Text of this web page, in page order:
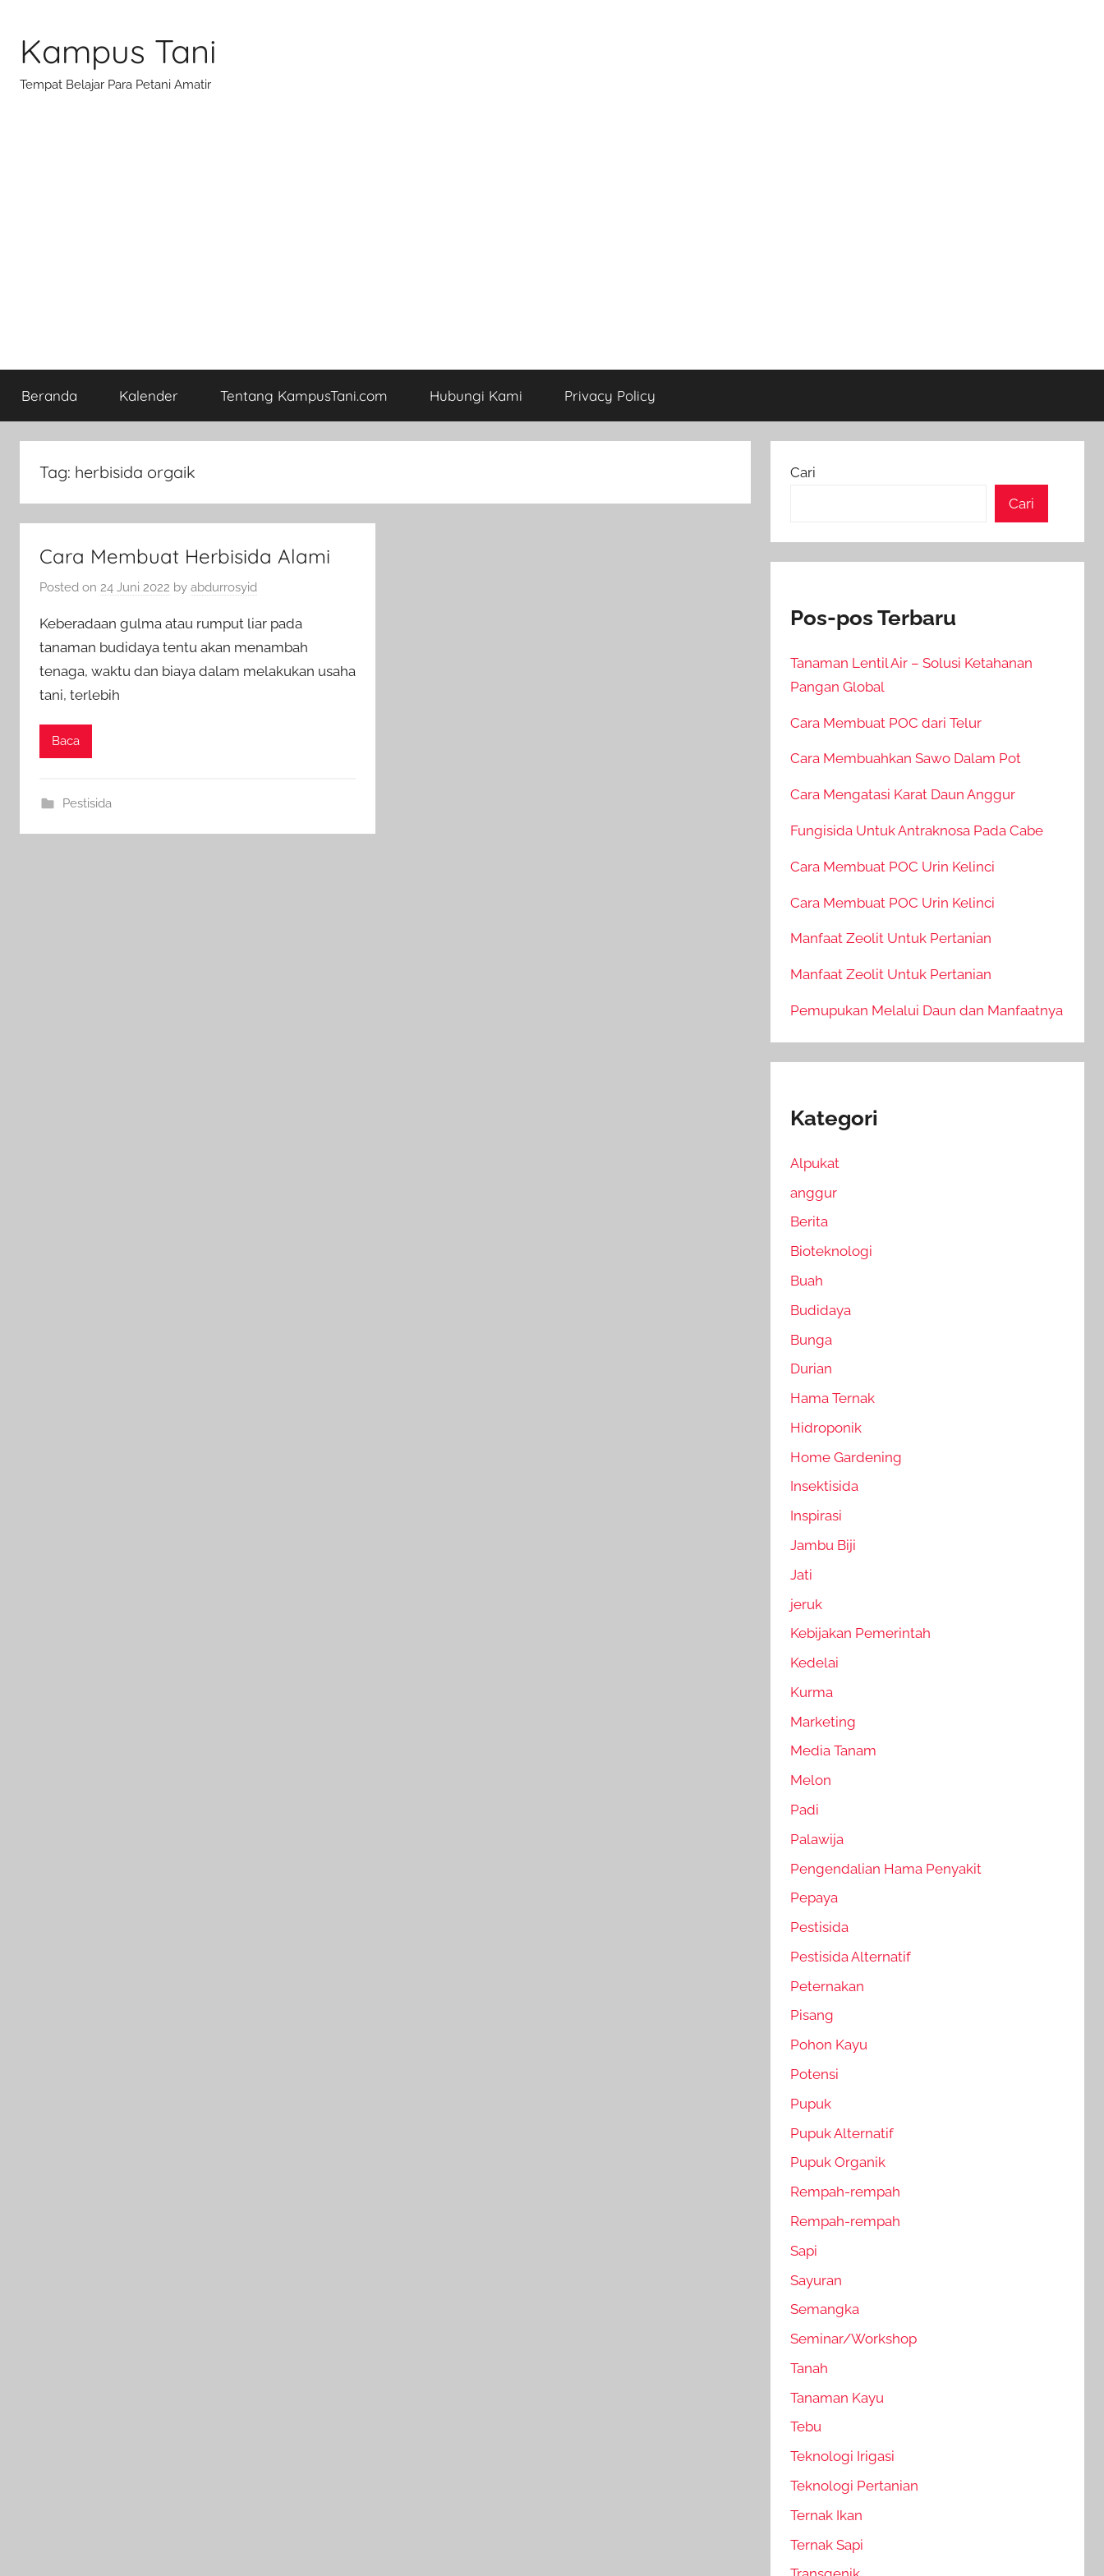
content
Kampus Tani
Tempat Belajar Para Petani Amatir
Beranda Kalender Tentang KampusTani.com Hubungi Kami Privacy Policy
Tag: herbisida orgaik
Cara Membuat Herbisida Alami
Posted on 24 Juni 2022 by abdurrosyid
Keberadaan gulma atau rumput liar pada
tanaman budidaya tentu akan menambah
tenaga, waktu dan biaya dalam melakukan usaha
tani, terlebih
Baca
Pestisida
Cari
Cari
Pos-pos Terbaru
Tanaman Lentil Air – Solusi Ketahanan
Pangan Global
Cara Membuat POC dari Telur
Cara Membuahkan Sawo Dalam Pot
Cara Mengatasi Karat Daun Anggur
Fungisida Untuk Antraknosa Pada Cabe
Cara Membuat POC Urin Kelinci
Cara Membuat POC Urin Kelinci
Manfaat Zeolit Untuk Pertanian
Manfaat Zeolit Untuk Pertanian
Pemupukan Melalui Daun dan Manfaatnya
Kategori
Alpukat
anggur
Berita
Bioteknologi
Buah
Budidaya
Bunga
Durian
Hama Ternak
Hidroponik
Home Gardening
Insektisida
Inspirasi
Jambu Biji
Jati
jeruk
Kebijakan Pemerintah
Kedelai
Kurma
Marketing
Media Tanam
Melon
Padi
Palawija
Pengendalian Hama Penyakit
Pepaya
Pestisida
Pestisida Alternatif
Peternakan
Pisang
Pohon Kayu
Potensi
Pupuk
Pupuk Alternatif
Pupuk Organik
Rempah-rempah
Rempah-rempah
Sapi
Sayuran
Semangka
Seminar/Workshop
Tanah
Tanaman Kayu
Tebu
Teknologi Irigasi
Teknologi Pertanian
Ternak Ikan
Ternak Sapi